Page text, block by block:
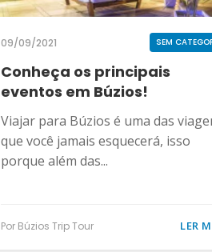
09/09/2021 SEM
Conheça os principais
eventos em Búzios!
Viajar para Búzios é uma das
que você jamais esquecerá, isso
porque além das...
Por Búzios Trip Tour LER